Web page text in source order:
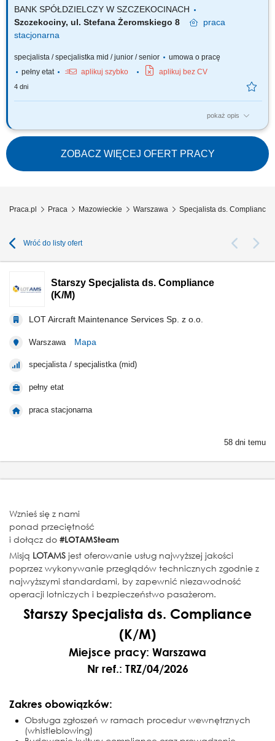
BANK SPÓŁDZIELCZY W SZCZEKOCINACH
Szczekociny, ul. Stefana Żeromskiego 8
praca
stacjonarna
specjalista / specjalistka mid / junior / senior
umowa o pracę
pełny etat
aplikuj szybko aplikuj bez CV
4 dni
pokaż opis
Praca stacjonarna jest możliwa również w innej lokalizacji, np. w
Zawierciu, Włodowicach, Kroczycach czy Irządzach. Stanowisko wymaga
jednak mobilności, ponieważ wiąże się z koniecznością
przeprowadzania kontroli bezpośrednio w poszczególnych placówkach
oraz weryfikacji realizacji...
ZOBACZ WIĘCEJ OFERT PRACY
Praca.pl Praca Mazowieckie Warszawa Specjalista ds. Compliance
Wróć do listy ofert
Starszy Specjalista ds. Compliance
(K/M)
LOT Aircraft Maintenance Services Sp. z o.o.
Warszawa Mapa
specjalista / specjalistka (mid)
pełny etat
praca stacjonarna
58 dni temu
Wznieś się z nami
ponad przeciętność
i dołącz do #LOTAMSteam
Misją LOTAMS jest oferowanie usług najwyższej jakości
poprzez wykonywanie przeglądów technicznych zgodnie z
najwyższymi standardami, by zapewnić niezawodność
operacji lotniczych i bezpieczeństwo pasażerom.
Starszy Specjalista ds. Compliance
(K/M)
Miejsce pracy: Warszawa
Nr ref.: TRZ/04/2026
Zakres obowiązków:
Obsługa zgłoszeń w ramach procedur wewnętrznych
(whistleblowing)